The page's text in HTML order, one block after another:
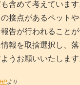
含めて考えています
接点があるペット
告が行われること
報を取捨選択し、落
うお願いいたします
より